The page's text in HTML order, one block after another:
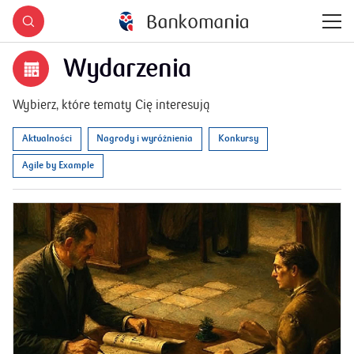
Wydarzenia
Wybierz, które tematy Cię interesują
Aktualności Nagrody i wyróżnienia Konkursy
Agile by Example